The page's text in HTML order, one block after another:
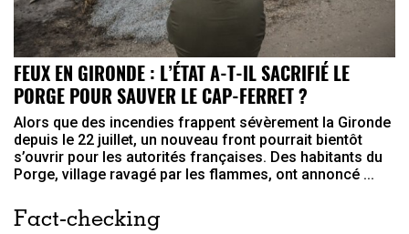
FEUX EN GIRONDE : L’ÉTAT A-T-IL SACRIFIÉ LE
PORGE POUR SAUVER LE CAP-FERRET ?
Alors que des incendies frappent sévèrement la Gironde
depuis le 22 juillet, un nouveau front pourrait bientôt
s’ouvrir pour les autorités françaises. Des habitants du
Porge, village ravagé par les flammes, ont annoncé ...
Fact-checking